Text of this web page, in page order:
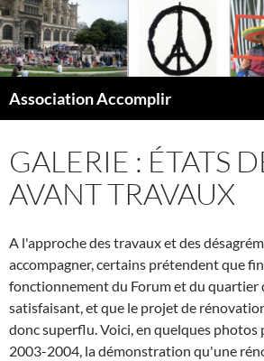
Aller
au
contenu
Association Accomplir
GALERIE : ÉTATS
AVANT TRAVAUX
A l'approche des travaux et des
accompagner, certains prétendent que
fonctionnement du Forum et du quartier
satisfaisant, et que le projet de
donc superflu. Voici, en quelques
2003-2004, la démonstration qu'une